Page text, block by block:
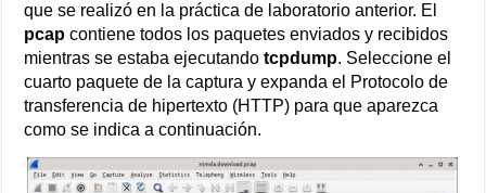
que se realizó en la práctica de laboratorio anterior. El
pcap contiene todos los paquetes enviados y recibidos
mientras se estaba ejecutandotcpdump. Seleccione el
cuarto paquete de la captura y expanda el Protocolo de
transferencia de hipertexto (HTTP) para que aparezca
como se indica a continuación.